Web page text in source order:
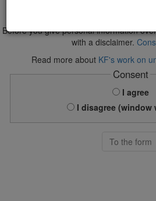
Before you give personal information
with a disclaimer.
Read more about KF's work on
Consent
I agree
I disagree (window
To the form